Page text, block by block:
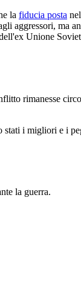
la fiducia posta
aggressori, ma
Unione
rimanesse
stati i migliori e i
la guerra.